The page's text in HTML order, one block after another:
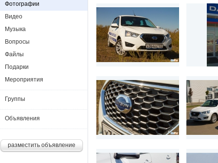
Фотографии
Видео
Музыка
Вопросы
Файлы
Подарки
Мероприятия
Группы
Объявления
разместить объявление